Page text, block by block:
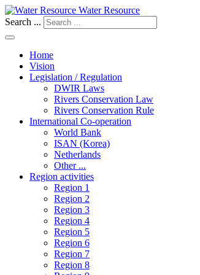
Water Resource
Search ...
Home
Vision
Legislation / Regulation
DWIR Laws
Rivers Conservation Law
Rivers Conservation Rule
International Co-operation
World Bank
ISAN (Korea)
Netherlands
Other ...
Region activities
Region 1
Region 2
Region 3
Region 4
Region 5
Region 6
Region 7
Region 8